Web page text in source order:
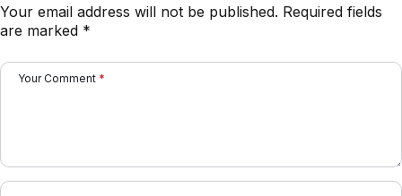
Your email address will not be published. Required fields
are marked *
Your Comment *